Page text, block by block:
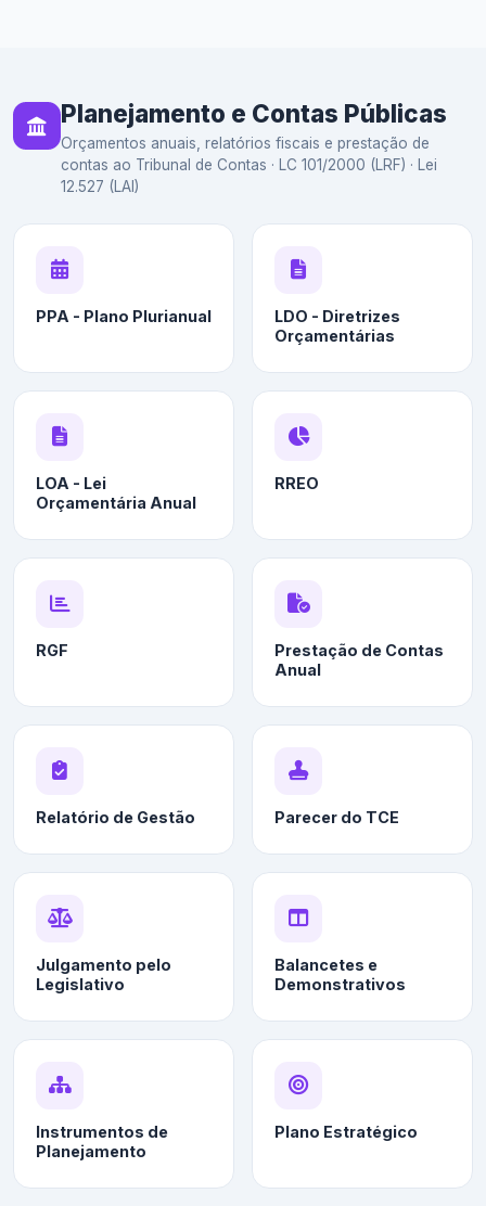
Planejamento e Contas Públicas
Orçamentos anuais, relatórios fiscais e prestação de
contas ao Tribunal de Contas · LC 101/2000 (LRF) · Lei
12.527 (LAI)
PPA - Plano Plurianual
LDO - Diretrizes
Orçamentárias
LOA - Lei
Orçamentária Anual
RREO
RGF
Prestação de Contas
Anual
Relatório de Gestão Parecer do TCE
Julgamento pelo
Legislativo
Balancetes e
Demonstrativos
Instrumentos de
Planejamento
Plano Estratégico